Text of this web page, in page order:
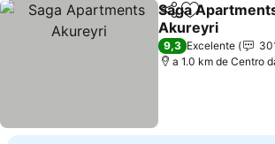
PartilharAdicionar
Saga
Akureyri
Ver preços
9,3 Excelente
a 1.0 km de Centro